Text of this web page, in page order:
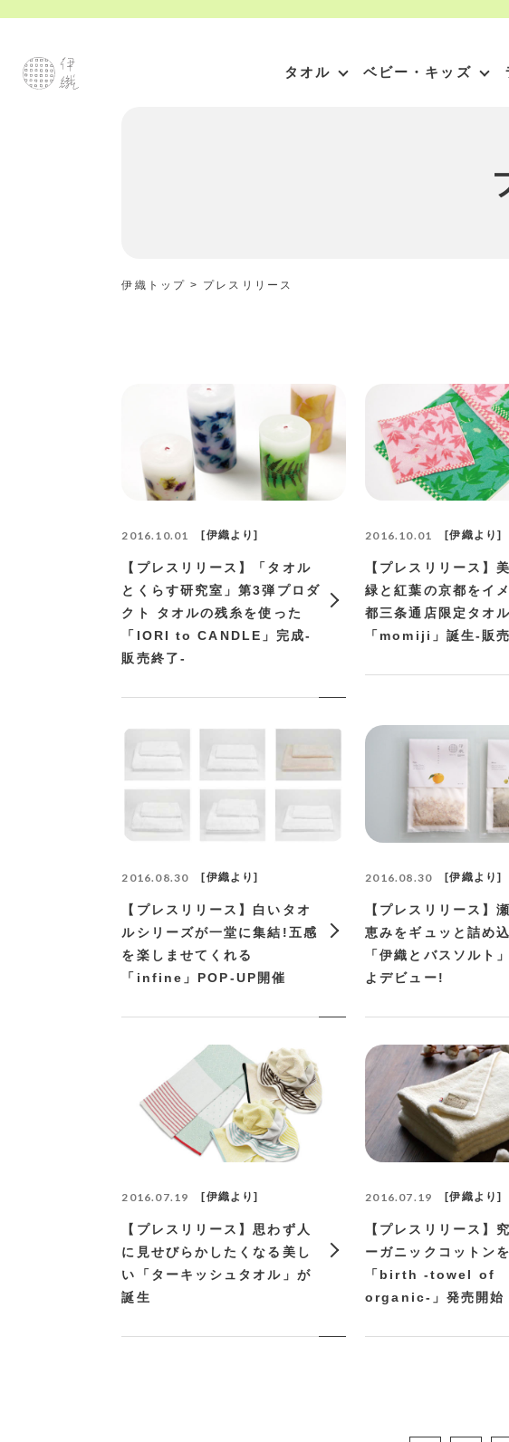
タオル ベビー・キッズ
伊織トップ > プレスリリース
2016.10.01 伊織より
【プレスリリース】「タオル
とくらす研究室」第3弾プロダ
クト タオルの残糸を使った
「IORI to CANDLE」完成-
販売終了-
2016.10.01 伊織より
【プレスリリース】
緑と紅葉の京都をイ
都三条通店限定タオル
「momiji」誕生-販
2016.08.30 伊織より
【プレスリリース】白いタオ
ルシリーズが一堂に集結!五感
を楽しませてくれる
「infine」POP-UP開催
2016.08.30 伊織より
【プレスリリース】
恵みをギュッと詰め
「伊織とバスソルト
よデビュー!
2016.07.19 伊織より
【プレスリリース】思わず人
に見せびらかしたくなる美し
い「ターキッシュタオル」が
誕生
2016.07.19 伊織より
【プレスリリース】
ーガニックコットン
「birth -towel of
organic-」発売開始